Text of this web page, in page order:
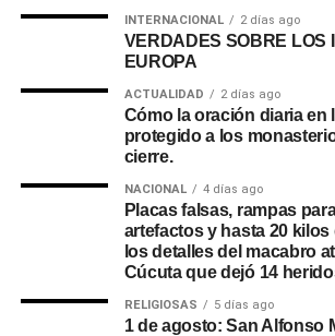
INTERNACIONAL 2 días ago
VERDADES SOBRE LOS
EUROPA
ACTUALIDAD 2 días ago
Cómo la oración diaria en
protegido a los
cierre.
NACIONAL 4 días ago
Placas falsas, rampas
artefactos y hasta 20
los detalles del macabro
Cúcuta que dejó 14
RELIGIOSAS 5 días ago
1 de agosto: San Alfonso